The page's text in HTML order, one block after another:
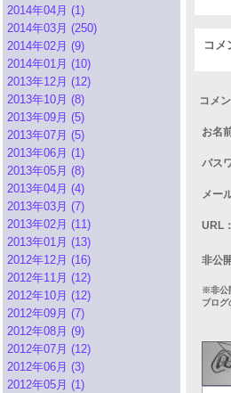
2014年04月 (1)
2014年03月 (250)
2014年02月 (9)
2014年01月 (10)
2013年12月 (12)
2013年10月 (8)
2013年09月 (5)
2013年07月 (5)
2013年06月 (1)
2013年05月 (8)
2013年04月 (4)
2013年03月 (7)
2013年02月 (11)
2013年01月 (13)
2012年12月 (16)
2012年11月 (12)
2012年10月 (12)
2012年09月 (7)
2012年08月 (9)
2012年07月 (12)
2012年06月 (3)
2012年05月 (1)
コメ
コメ
お名
パス
メー
URL：
非公
※非公
ブログ